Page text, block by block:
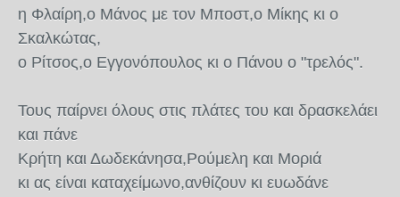
η Φλαίρη,ο Μάνος με τον Μποστ,ο Μίκης κι ο
Σκαλκώτας,
ο Ρίτσος,ο Εγγονόπουλος κι ο Πάνου ο "τρελός".
Τους παίρνει όλους στις πλάτες του και δρασκελάει
και πάνε
Κρήτη και Δωδεκάνησα,Ρούμελη και Μοριά
κι ας είναι καταχείμωνο,ανθίζουν κι ευωδάνε